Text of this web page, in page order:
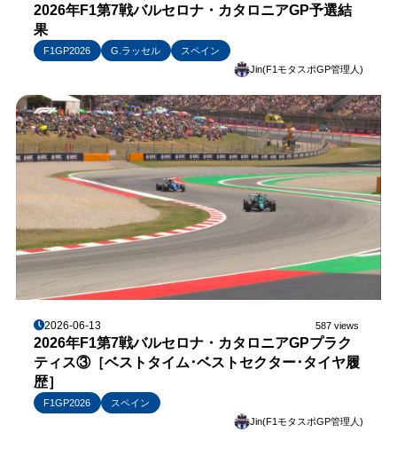
2026年F1第7戦バルセロナ・カタロニアGP予選結
果
F1GP2026 G.ラッセル
スペイン
Jin(F1モタスポGP管理人)
2026-06-13 587 views
2026年F1第7戦バルセロナ・カタロニアGPプラク
ティス③［ベストタイム･ベストセクター･タイヤ履
歴］
F1GP2026
スペイン
Jin(F1モタスポGP管理人)